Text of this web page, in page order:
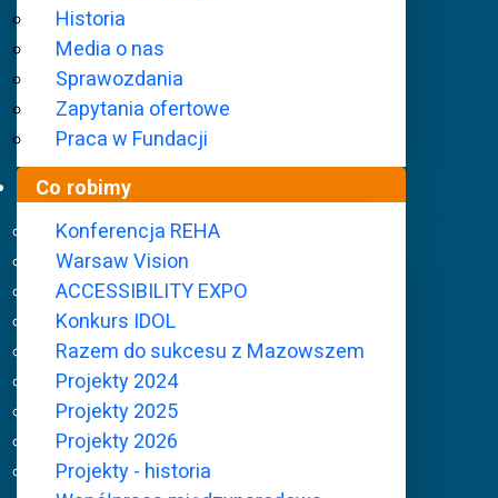
Historia
Media o nas
Sprawozdania
Zapytania ofertowe
Praca w Fundacji
Co robimy
Konferencja REHA
Warsaw Vision
ACCESSIBILITY EXPO
Konkurs IDOL
Razem do sukcesu z Mazowszem
Projekty 2024
Projekty 2025
Projekty 2026
Projekty - historia
Fundacja Szansa dla Niewidomych
Projekty 2024